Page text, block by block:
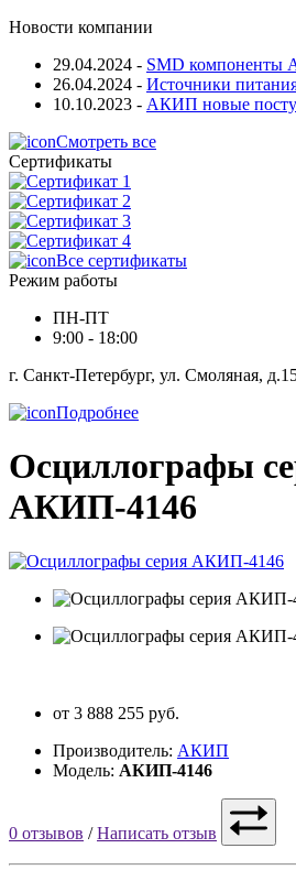
Новости компании
29.04.2024 - SMD компоненты
26.04.2024 - Источники
10.10.2023 - АКИП новые
Смотреть все
Сертификаты
Все сертификаты
Режим работы
ПН-ПТ
9:00 - 18:00
г. Санкт-Петербург, ул. Смоляная,
Подробнее
Осциллографы
АКИП-4146
от 3 888 255 руб.
Производитель: АКИП
Модель: АКИП-4146
0 отзывов /Написать отзыв